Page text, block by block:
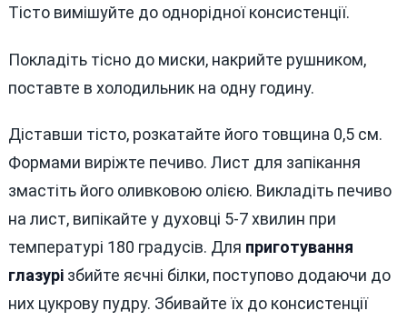
Тісто вимішуйте до однорідної консистенції.
Покладіть тісно до миски, накрийте рушником,
поставте в холодильник на одну годину.
Діставши тісто, розкатайте його товщина 0,5 см.
Формами виріжте печиво. Лист для запікання
змастіть його оливковою олією. Викладіть печиво
на лист, випікайте у духовці 5-7 хвилин при
температурі 180 градусів. Для приготування
глазурізбийте яєчні білки, поступово додаючи до
них цукрову пудру. Збивайте їх до консистенції